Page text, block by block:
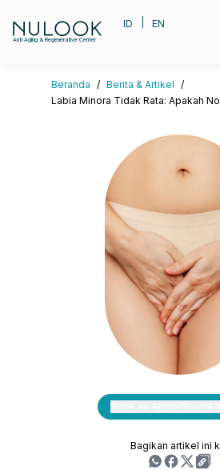
Anti Aging & Regenerative Center
ID EN
Beranda / Berita & Artikel /
Labia Minora Tidak Rata: Apakah
Bagikan artikel ini